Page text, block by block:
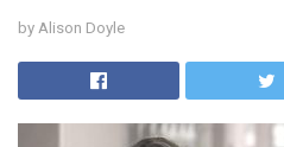
by Alison Doyle